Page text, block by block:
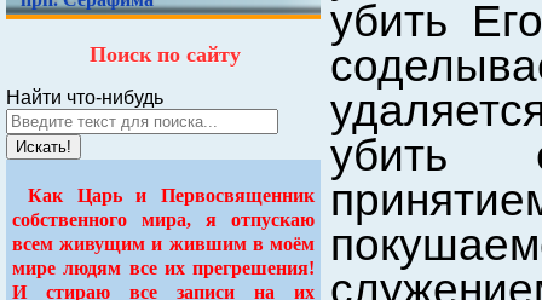
Поиск по сайту
Найти что-нибудь
Искать!
Как Царь и Первосвященник
собственного мира, я отпускаю
всем живущим и жившим в моём
мире людям все их прегрешения!
И стираю все записи на их
убить
убить